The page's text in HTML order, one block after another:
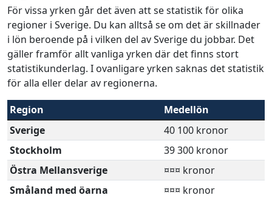
För vissa yrken går det även att se statistik för olika
regioner i Sverige. Du kan alltså se om det är skillnader
i lön beroende på i vilken del av Sverige du jobbar. Det
gäller framför allt vanliga yrken där det finns stort
statistikunderlag. I ovanligare yrken saknas det statistik
för alla eller delar av regionerna.
Region
Medellön
Sverige
40 100 kronor
Stockholm
39 300 kronor
Östra Mellansverige
¤¤¤ kronor
Småland med öarna
¤¤¤ kronor